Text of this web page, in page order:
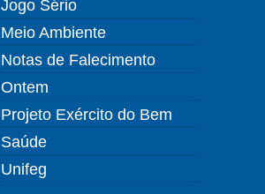
Jogo Sério
Meio Ambiente
Notas de Falecimento
Ontem
Projeto Exército do Bem
Saúde
Unifeg